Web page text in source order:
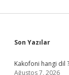
Son Yazılar
Kakofoni hangi dil ?
Ağustos 7, 2026